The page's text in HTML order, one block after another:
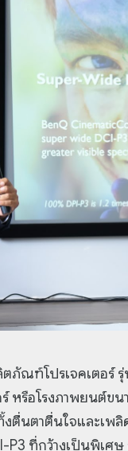
ภัณฑ์โปรเจคเตอร์
หรือโรงภาพยนต์
ตื่นตาตื่นใจและเ
P3 ที่กว้างเป็นพิเศ